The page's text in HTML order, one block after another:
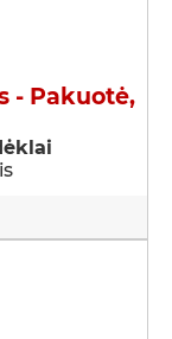
- Pakuotė,